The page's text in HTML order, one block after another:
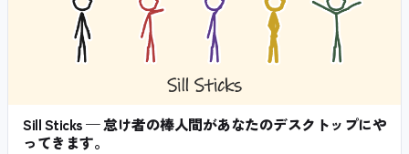
Sill Sticks — 怠け者の棒人間があなたのデスクトップにや
ってきます。